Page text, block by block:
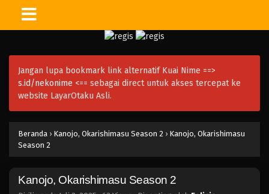
Jangan lupa bookmark link alternatif Kuai Nime ==>
s.id/nekonime <== sebagai direct untuk akses tercepat ke
website LayarOtaku Asli.
Beranda › Kanojo, Okarishimasu Season 2 › Kanojo, Okarishimasu
Season 2
Kanojo, Okarishimasu Season 2